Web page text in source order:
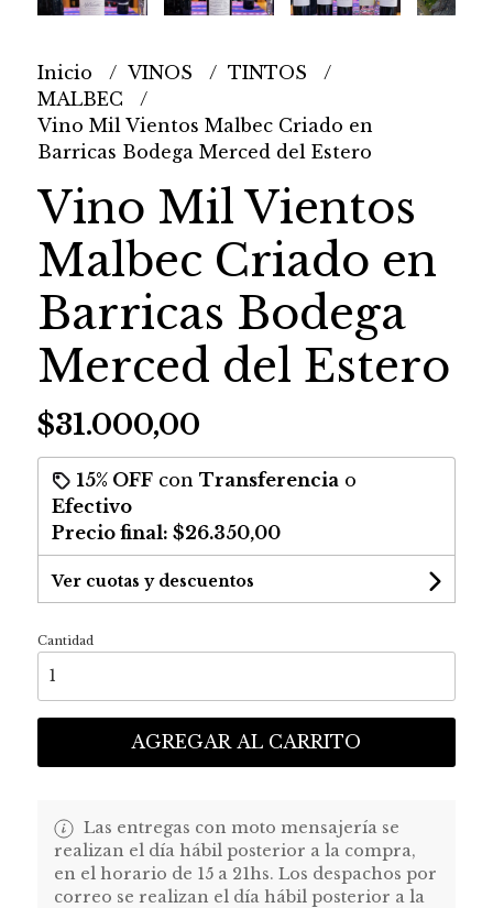
Inicio VINOS
TINTOS
MALBEC
Vino Mil Vientos Malbec Criado en
Barricas Bodega Merced del Estero
Vino Mil Vientos
Malbec Criado en
Barricas Bodega
Merced del Estero
$31.000,00
15% OFFcon Transferencia o
Efectivo
Precio final: $26.350,00
Ver cuotas y descuentos
Cantidad
AGREGAR AL CARRITO
Las entregas con moto mensajería se
realizan el día hábil posterior a la compra,
en el horario de 15 a 21hs. Los despachos por
correo se realizan el día hábil posterior a la